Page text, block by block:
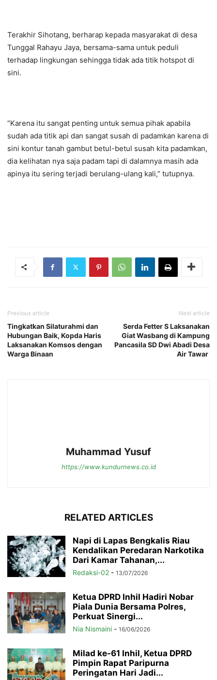
Terakhir Sihotang, berharap kepada masyarakat di desa
Tunggal Rahayu Jaya, bersama-sama untuk peduli
terhadap lingkungan sehingga tidak ada titik hotspot di
sini.
“Karena itu sangat penting untuk semua pihak apabila
sudah ada titik api dan sangat susah di padamkan karena di
sini kontur tanah gambut betul-betul susah kita padamkan,
dia kelihatan nya saja padam tapi di dalamnya masih ada
apinya itu sering terjadi berulang-ulang kali,” tutupnya.
Previous article
Tingkatkan Silaturahmi dan
Hubungan Baik, Kopda Haris
Laksanakan Komsos dengan
Warga Binaan
Next article
Serda Fetter S Laksanakan
Giat Wasbang di Kampung
Pancasila SD Dwi Abadi Desa
Air Tawar
Muhammad Yusuf
https://www.kundurnews.co.id
RELATED ARTICLES
Napi di Lapas Bengkalis Riau
Kendalikan Peredaran Narkotika
Dari Kamar Tahanan,...
Redaksi-02 - 13/07/2026
Ketua DPRD Inhil Hadiri Nobar
Piala Dunia Bersama Polres,
Perkuat Sinergi...
Nia Nismaini - 16/06/2026
Milad ke-61 Inhil, Ketua DPRD
Pimpin Rapat Paripurna
Peringatan Hari Jadi...